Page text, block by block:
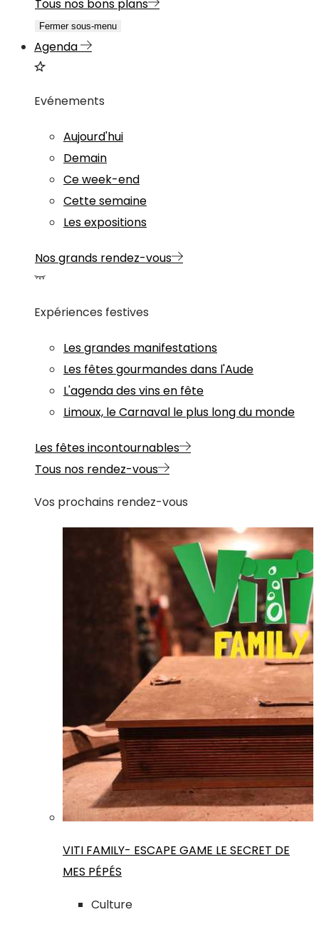
Tous nos bons plans
Fermer sous-menu
Agenda
Evénements
Aujourd'hui
Demain
Ce week-end
Cette semaine
Les expositions
Nos grands rendez-vous
Expériences festives
Les grandes manifestations
Les fêtes gourmandes dans l'Aude
L'agenda des vins en fête
Limoux, le Carnaval le plus long du monde
Les fêtes incontournables
Tous nos rendez-vous
Vos prochains rendez-vous
VITI FAMILY- ESCAPE GAME LE SECRET DE
MES PÉPÉS
Culture